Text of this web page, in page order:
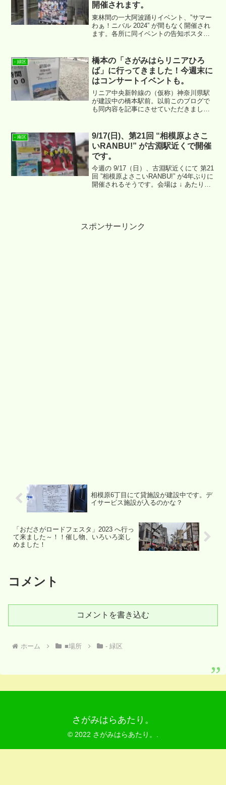
開催されます。
東林間の一大阿波踊りイベント、”サマー
わぁ！ニバル 2024” が間もなく開催され
ます。各所に同イベントの告知ポスター
- 緑区
橋本の「さがみはらリニアひろ
ば」に行ってきました！今週末に
はコンサートイベントも。
リニア中央新幹線の（仮称）神奈川県駅
が建設中の橋本駅前。以前このブログで
も同内容を記事にさせていただきまし
開され、駅工事の様子を見ることが出来
るようになっています。
- 南区
9/17(日)、第21回 “相模原よさこ
いRANBU!” が古淵駅近くで開催
です。
今週の 9/17（日）、古淵駅近くにて 第21
回 ”相模原よさこいRANBU!” が4年ぶりに
開催されるそうです。会場は ↓ あたりだ
スポンサーリンク
相模原6丁目にて貸施設が建設中です。デ
イサービス施設が入るのかな？
「おださがロードフェスタ」2023 へ行っ
て来ました～！！催し物、いろいろ楽し
めました！
コメント
コメントを書き込む
ホーム ■場所 - 緑区
さがみはらあたり。
© 2022 さがみはらあたり。.